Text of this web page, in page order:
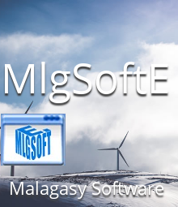
MlgSoftE
Malagasy Software